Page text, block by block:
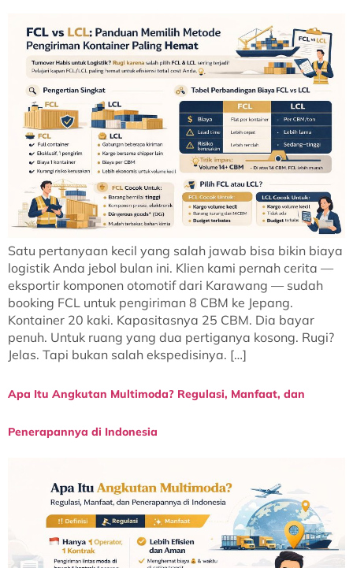
Satu pertanyaan kecil yang salah jawab bisa bikin biaya
logistik Anda jebol bulan ini. Klien kami pernah cerita —
eksportir komponen otomotif dari Karawang — sudah
booking FCL untuk pengiriman 8 CBM ke Jepang.
Kontainer 20 kaki. Kapasitasnya 25 CBM. Dia bayar
penuh. Untuk ruang yang dua pertiganya kosong. Rugi?
Jelas. Tapi bukan salah ekspedisinya. […]
Apa Itu Angkutan Multimoda? Regulasi, Manfaat, dan
Penerapannya di Indonesia